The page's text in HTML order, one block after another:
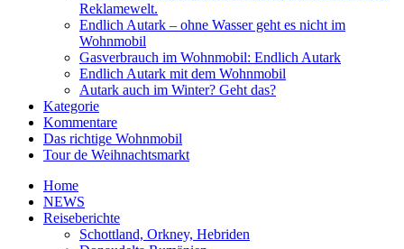
Reklamewelt.
Endlich Autark – ohne Wasser geht es nicht im
Wohnmobil
Gasverbrauch im Wohnmobil: Endlich Autark
Endlich Autark mit dem Wohnmobil
Autark auch im Winter? Geht das?
Kategorie
Kommentare
Das richtige Wohnmobil
Tour de Weihnachtsmarkt
Home
NEWS
Reiseberichte
Schottland, Orkney, Hebriden